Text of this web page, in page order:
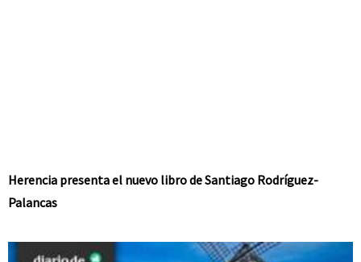
Herencia presenta el nuevo libro de Santiago Rodríguez-
Palancas